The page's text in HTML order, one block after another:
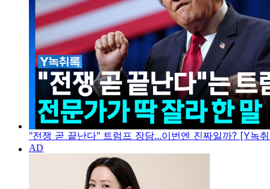
"전쟁 곧 끝난다" 트럼프 장담...이번엔 진짜일까? [Y녹